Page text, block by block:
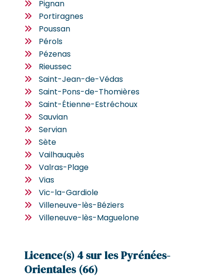
Pignan
Portiragnes
Poussan
Pérols
Pézenas
Rieussec
Saint-Jean-de-Védas
Saint-Pons-de-Thomières
Saint-Étienne-Estréchoux
Sauvian
Servian
Sète
Vailhauquès
Valras-Plage
Vias
Vic-la-Gardiole
Villeneuve-lès-Béziers
Villeneuve-lès-Maguelone
Licence(s) 4 sur les Pyrénées-
Orientales (66)